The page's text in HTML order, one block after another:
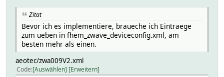
Zitat
Bevor ich es implementiere, braueche ich Eintraege
zum ueben in fhem_zwave_deviceconfig.xml, am
besten mehr als einen.
aeotec/zwa009V2.xml
Code Auswählen Erweitern